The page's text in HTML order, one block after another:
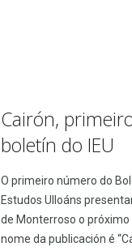
Cairón,
boletín do IEU
O primeiro número do
Estudos Ulloáns
de Monterroso o próximo
nome da publicación é